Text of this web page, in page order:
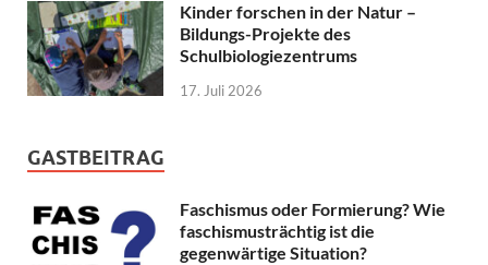
Kinder forschen in der Natur –
Bildungs-Projekte des
Schulbiologiezentrums
17. Juli 2026
GASTBEITRAG
Faschismus oder Formierung? Wie
faschismusträchtig ist die
gegenwärtige Situation?